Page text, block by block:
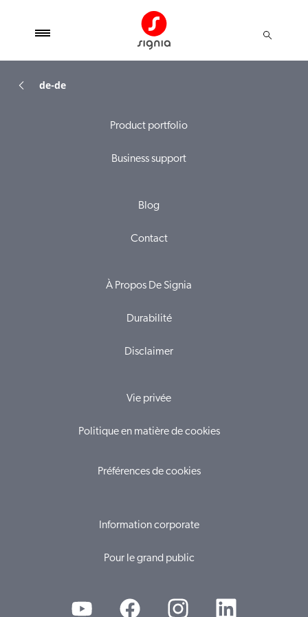
de-de
Product portfolio
Business support
Blog
Contact
À Propos De Signia
Durabilité
Disclaimer
Vie privée
Politique en matière de cookies
Préférences de cookies
Information corporate
Pour le grand public